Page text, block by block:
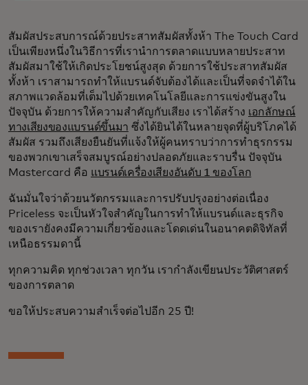
สัมผัสประสบการณ์ด้วยประสาทสัมผัสทั้งห้า The Touch Card
เป็นเพียงหนึ่งในวิธีการที่เรานำการตลาดแบบหลายประสาท
สัมผัสมาใช้ให้เกิดประโยชน์สูงสุด ด้วยการใช้ประสาทสัมผัส
ทั้งห้า เราสามารถทำให้แบรนด์จับต้องได้และเป็นที่จดจำได้ใน
สภาพแวดล้อมที่เต็มไปด้วยเทคโนโลยีและการแข่งขันสูงใน
ปัจจุบัน ด้วยการให้ความสำคัญกับเสียง เราได้สร้าง เอกลักษณ์
ทางเสียงของแบรนด์ขึ้นมา ซึ่งได้ยินได้ในหลายจุดที่ผู้บริโภคได้
สัมผัส รวมถึงเสียงยืนยันที่แจ้งให้ผู้คนทราบว่าการทำธุรกรรม
ของพวกเขาเสร็จสมบูรณ์อย่างปลอดภัยและราบรื่น ปัจจุบัน
Mastercard คือ แบรนด์เครื่องเสียงอันดับ 1 ของโลก
ฉันมั่นใจว่าด้วยนวัตกรรมและการปรับปรุงอย่างต่อเนื่อง
Priceless จะเป็นหัวใจสำคัญในการทำให้แบรนด์และธุรกิจ
ของเรายังคงมีความเกี่ยวข้องและโดดเด่นในอนาคตดิจิทัลที่
เหนือธรรมดานี้
ทุกความคิด ทุกช่วงเวลา ทุกวัน เรากำลังเขียนประวัติศาสตร์
ของการตลาด
ขอให้ประสบความสำเร็จต่อไปอีก 25 ปี!